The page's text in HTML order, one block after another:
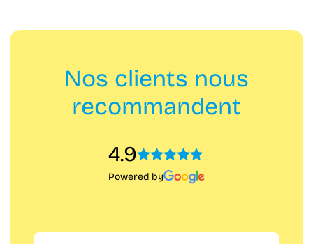
Nos clients nous
recommandent
4.9
Powered by